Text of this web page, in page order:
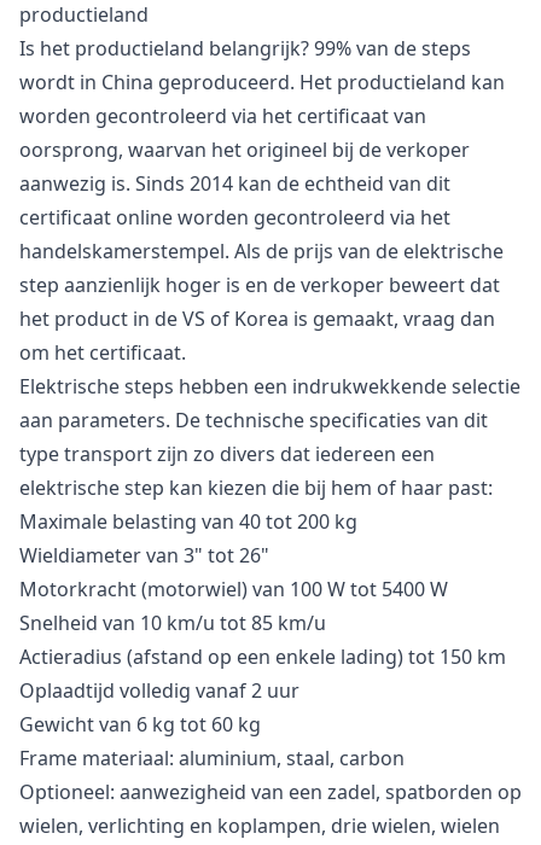
productieland
Is het productieland belangrijk? 99% van de steps
wordt in China geproduceerd. Het productieland kan
worden gecontroleerd via het certificaat van
oorsprong, waarvan het origineel bij de verkoper
aanwezig is. Sinds 2014 kan de echtheid van dit
certificaat online worden gecontroleerd via het
handelskamerstempel. Als de prijs van de elektrische
step aanzienlijk hoger is en de verkoper beweert dat
het product in de VS of Korea is gemaakt, vraag dan
om het certificaat.
Elektrische steps hebben een indrukwekkende selectie
aan parameters. De technische specificaties van dit
type transport zijn zo divers dat iedereen een
elektrische step kan kiezen die bij hem of haar past:
Maximale belasting van 40 tot 200 kg
Wieldiameter van 3" tot 26"
Motorkracht (motorwiel) van 100 W tot 5400 W
Snelheid van 10 km/u tot 85 km/u
Actieradius (afstand op een enkele lading) tot 150 km
Oplaadtijd volledig vanaf 2 uur
Gewicht van 6 kg tot 60 kg
Frame materiaal: aluminium, staal, carbon
Optioneel: aanwezigheid van een zadel, spatborden op
wielen, verlichting en koplampen, drie wielen, wielen